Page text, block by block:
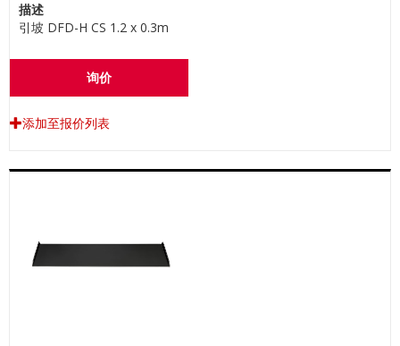
描述
引坡 DFD-H CS 1.2 x 0.3m
询价
添加至报价列表